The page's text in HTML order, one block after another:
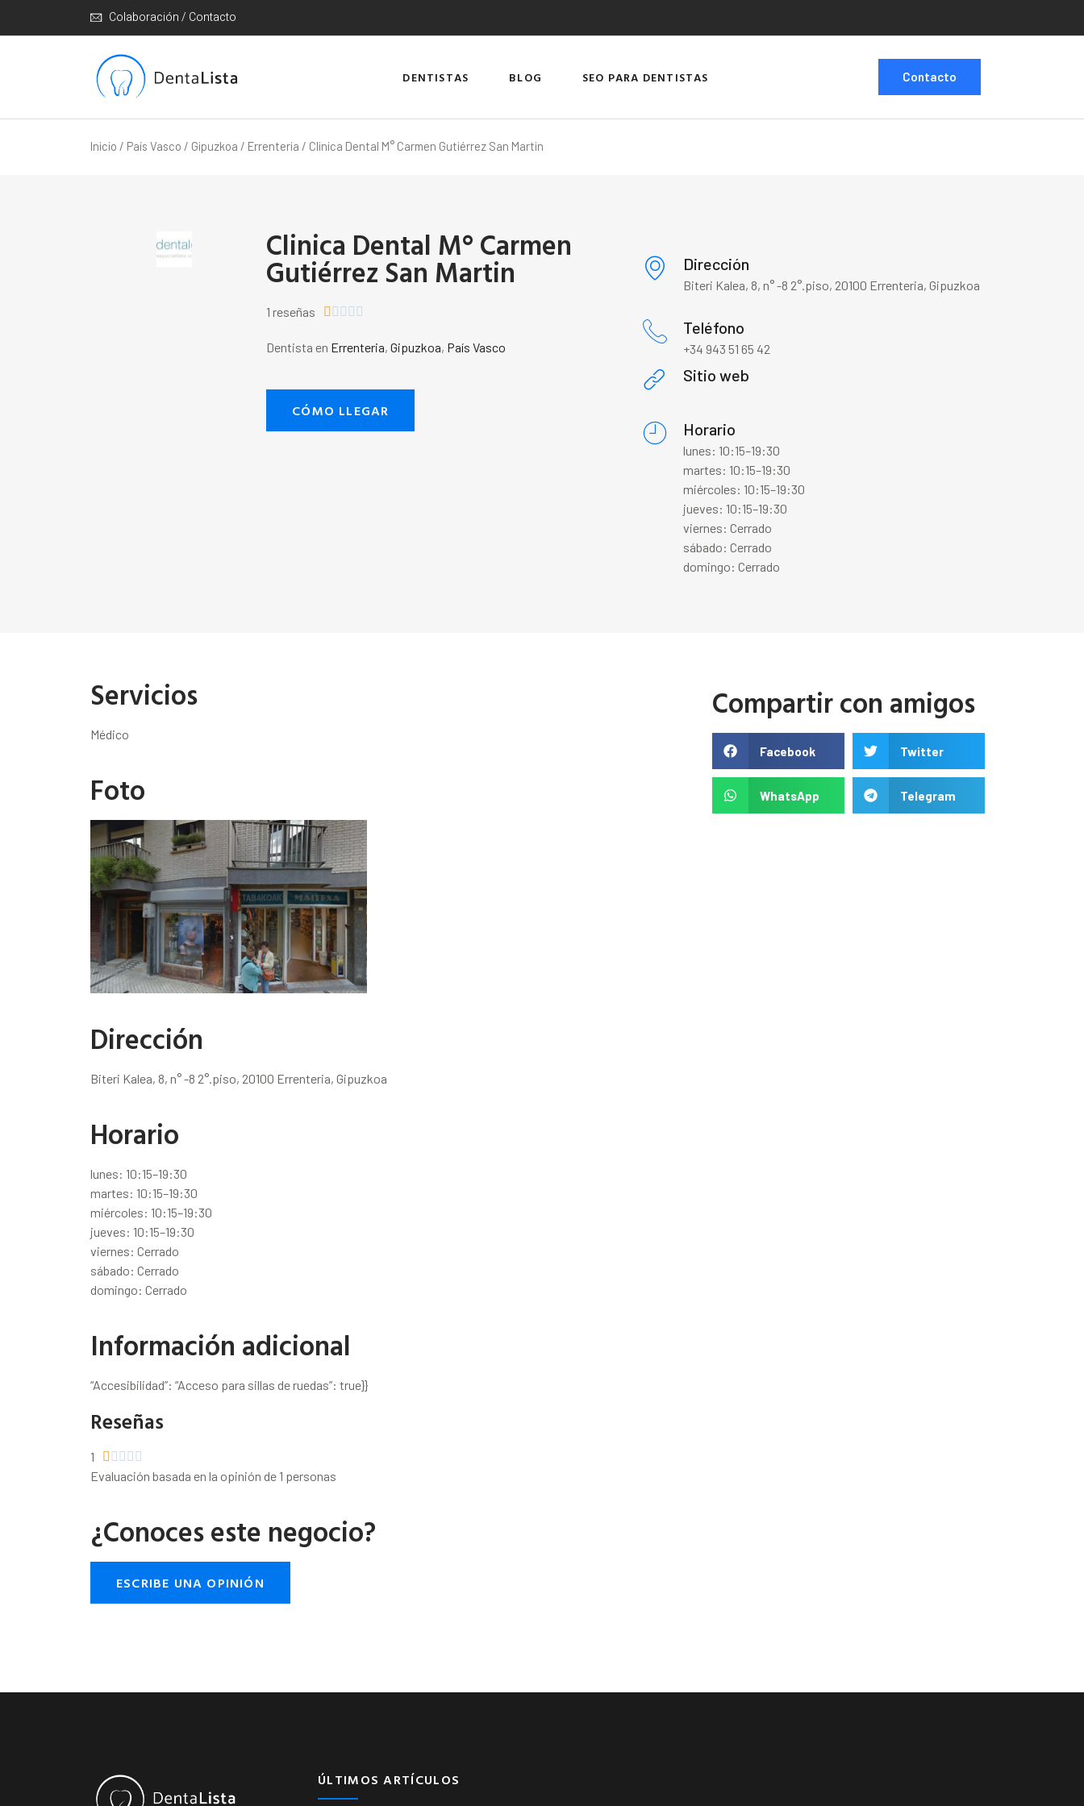
Colaboración / Contacto
DENTISTAS BLOG SEO PARA DENTISTAS Contacto
Inicio / País Vasco / Gipuzkoa / Errenteria / Clinica Dental M° Carmen Gutiérrez San Martin
Clinica Dental M° Carmen
Gutiérrez San Martin
1 reseñas     
Dentista en Errenteria,Gipuzkoa, País Vasco
CÓMO LLEGAR
Dirección
Biteri Kalea, 8, n° -8 2°.piso, 20100 Errenteria, Gipuzkoa
Teléfono
+34 943 51 65 42
Sitio web
Horario
lunes: 10:15–19:30
martes: 10:15–19:30
miércoles: 10:15–19:30
jueves: 10:15–19:30
viernes: Cerrado
sábado: Cerrado
domingo: Cerrado
Servicios
Médico
Foto
Dirección
Biteri Kalea, 8, n° -8 2°.piso, 20100 Errenteria, Gipuzkoa
Horario
lunes: 10:15–19:30
martes: 10:15–19:30
miércoles: 10:15–19:30
jueves: 10:15–19:30
viernes: Cerrado
sábado: Cerrado
domingo: Cerrado
Información adicional
“Accesibilidad”: “Acceso para sillas de ruedas”: true}}
Reseñas
1     
Evaluación basada en la opinión de 1 personas
¿Conoces este negocio?
ESCRIBE UNA OPINIÓN
Compartir con amigos
Facebook Twitter
WhatsApp Telegram
ÚLTIMOS ARTÍCULOS